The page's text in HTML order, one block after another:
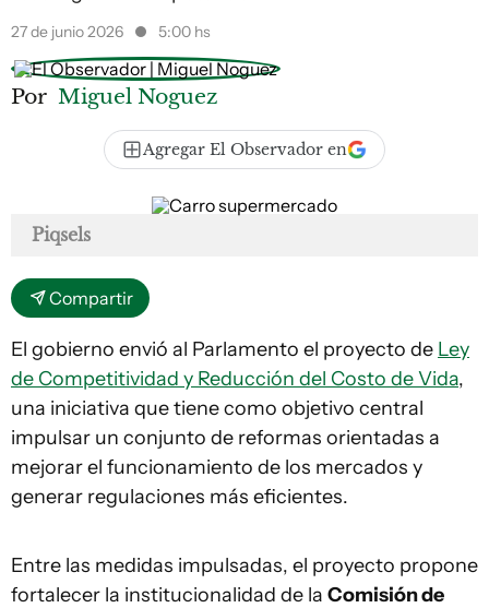
27 de junio 2026 5:00 hs
Por Miguel Noguez
Agregar El Observador en
Piqsels
Compartir
El gobierno envió al Parlamento el proyecto de Ley
de Competitividad y Reducción del Costo de Vida,
una iniciativa que tiene como objetivo central
impulsar un conjunto de reformas orientadas a
mejorar el funcionamiento de los mercados y
generar regulaciones más eficientes.
Entre las medidas impulsadas, el proyecto propone
fortalecer la institucionalidad de la Comisión de